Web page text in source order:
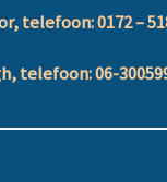
telefoon: 0172 –
06-